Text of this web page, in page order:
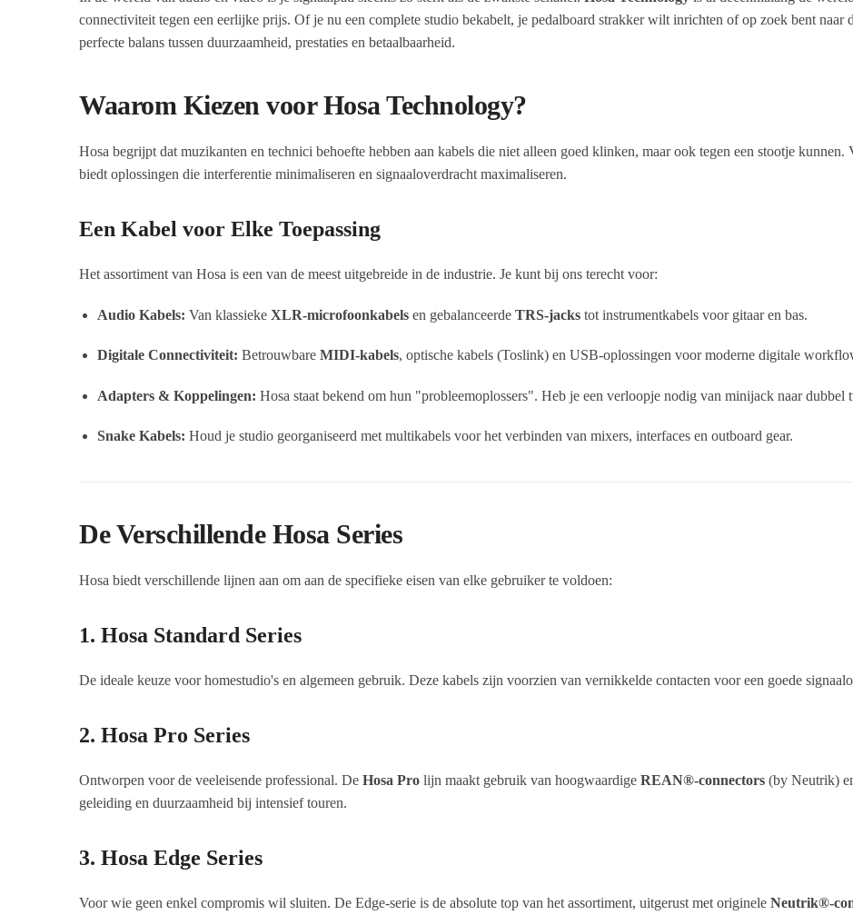
connectiviteit tegen een eerlijke prijs. Of je nu een complete studio bekabelt, je pedalboard strakker wilt inrichten of op zoek bent naar
perfecte balans tussen duurzaamheid, prestaties en betaalbaarheid.
Waarom Kiezen voor Hosa Technology?
Hosa begrijpt dat muzikanten en technici behoefte hebben aan kabels die niet alleen goed klinken, maar ook tegen een stootje
biedt oplossingen die interferentie minimaliseren en signaaloverdracht maximaliseren.
Een Kabel voor Elke Toepassing
Het assortiment van Hosa is een van de meest uitgebreide in de industrie. Je kunt bij ons terecht voor:
Audio Kabels: Van klassiekeXLR-microfoonkabels en gebalanceerdeTRS-jacks tot instrumentkabels voor gitaar en bas.
Digitale Connectiviteit: BetrouwbareMIDI-kabels, optische kabels (Toslink) en USB-oplossingen voor moderne digitale
Adapters & Koppelingen: Hosa staat bekend om hun "probleemoplossers". Heb je een verloopje nodig van minijack naar
Snake Kabels: Houd je studio georganiseerd met multikabels voor het verbinden van mixers, interfaces en outboard gear.
De Verschillende Hosa Series
Hosa biedt verschillende lijnen aan om aan de specifieke eisen van elke gebruiker te voldoen:
1. Hosa Standard Series
De ideale keuze voor homestudio's en algemeen gebruik. Deze kabels zijn voorzien van vernikkelde contacten voor een goede
2. Hosa Pro Series
Ontworpen voor de veeleisende professional. DeHosa Pro lijn maakt gebruik van hoogwaardigeREAN®-connectors (by Neutrik)
geleiding en duurzaamheid bij intensief touren.
3. Hosa Edge Series
Voor wie geen enkel compromis wil sluiten. De Edge-serie is de absolute top van het assortiment, uitgerust met origineleNeutrik®-